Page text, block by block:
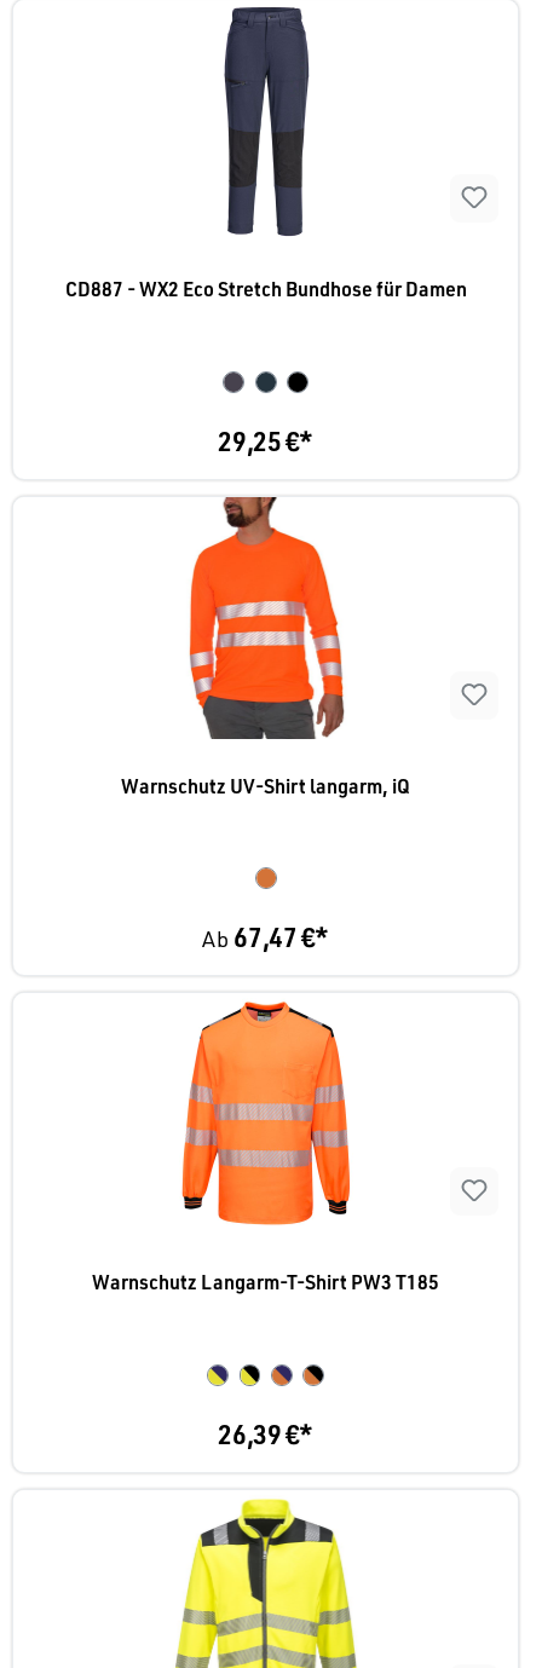
CD887 - WX2 Eco Stretch Bundhose für Damen
29,25 €*
Warnschutz UV-Shirt langarm, iQ
Ab 67,47 €*
Warnschutz Langarm-T-Shirt PW3 T185
26,39 €*